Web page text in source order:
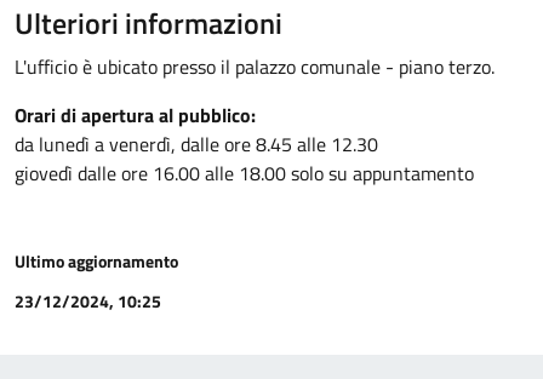
Ulteriori informazioni
L'ufficio è ubicato presso il palazzo comunale - piano terzo.
Orari di apertura al pubblico:
da lunedì a venerdì, dalle ore 8.45 alle 12.30
giovedì dalle ore 16.00 alle 18.00 solo su appuntamento
Ultimo aggiornamento
23/12/2024, 10:25